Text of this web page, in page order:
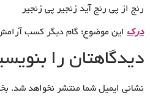
رنج از پی رنج آید زنجیر پی زنجیر
درک این موضوع؛ گام دیگر کسب
دیدگاهتان را
نشانی ایمیل شما منتشر نخواهد شد.